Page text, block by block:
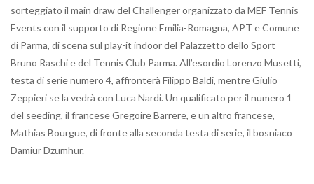
sorteggiato il main draw del Challenger organizzato da MEF Tennis
Events con il supporto di Regione Emilia-Romagna, APT e Comune
di Parma, di scena sul play-it indoor del Palazzetto dello Sport
Bruno Raschi e del Tennis Club Parma. All’esordio Lorenzo Musetti,
testa di serie numero 4, affronterà Filippo Baldi, mentre Giulio
Zeppieri se la vedrà con Luca Nardi. Un qualificato per il numero 1
del seeding, il francese Gregoire Barrere, e un altro francese,
Mathias Bourgue, di fronte alla seconda testa di serie, il bosniaco
Damiur Dzumhur.